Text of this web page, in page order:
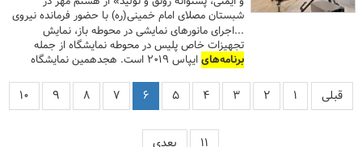
(محصولات و خدمات) و با حضور ستاد اربعین،
کمیته‌های ستاد اربعین، سامانه سماح (ثبت نام زائر)،
رادیو اربعین، روضه سه بعدی وبرنامه‌هایزنده شامل
تلاوت زنده قرآن و روایت‌گری حماسه عاشورا برگزار
خواهد شد. در بخش عمومی نمایشگاه لوازم سفر،
پوشاک، وسایل دیجیتال و لوازم موبایل، مواد بهداشتی و
مراقبت پوست، کیف، کوله پشتی، کفش و پاپوش، عینک
و آفتابگیر و... ...
شبستان مصلای امام خمینی(ره) با حضور فرمانده نیروی
انتظامی کشور آغاز به کار کرد.
...اجرای مانورهای نمایشی در محوطه باز، نمایش
تجهیزات خاص پلیس در محوطه نمایشگاه از جمله
برنامه‌های
ایپاس ۲۰۱۹ است. هجدهمین نمایشگاه
ایپاس ۲۰۱۹ از ۸مهر شروع بکار کرده و تا ۱۱ مهرماه از
ساعت ۹ تا ۱۸ در شبستان مصلی ادامه خواهد داشت....
قبلی ۱ ۲ ۳ ۴ ۵ ۶ ۷ ۸ ۹ ۱۰